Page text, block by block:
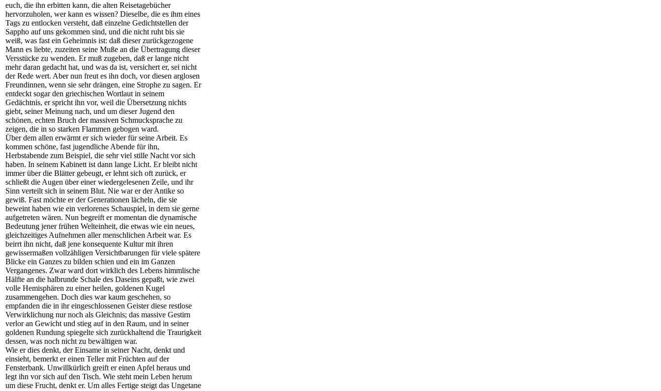
euch, die ihn erbitten kann, die alten Reisetagebücher
hervorzuholen, wer kann es wissen? Dieselbe, die es ihm eines
Tags zu entlocken versteht, daß einzelne Gedichtstellen der
Sappho auf uns gekommen sind, und die nicht ruht bis sie
weiß, was fast ein Geheimnis ist: daß dieser zurückgezogene
Mann es liebte, zuzeiten seine Muße an die Übertragung dieser
Versstücke zu wenden. Er muß zugeben, daß er lange nicht
mehr daran gedacht hat, und was da ist, versichert er, sei nicht
der Rede wert. Aber nun freut es ihn doch, vor diesen arglosen
Freundinnen, wenn sie sehr drängen, eine Strophe zu sagen. Er
entdeckt sogar den griechischen Wortlaut in seinem
Gedächtnis, er spricht ihn vor, weil die Übersetzung nichts
giebt, seiner Meinung nach, und um dieser Jugend den
schönen, echten Bruch der massiven Schmucksprache zu
zeigen, die in so starken Flammen gebogen ward.
Über dem allen erwärmt er sich wieder für seine Arbeit. Es
kommen schöne, fast jugendliche Abende für ihn,
Herbstabende zum Beispiel, die sehr viel stille Nacht vor sich
haben. In seinem Kabinett ist dann lange Licht. Er bleibt nicht
immer über die Blätter gebeugt, er lehnt sich oft zurück, er
schließt die Augen über einer wiedergelesenen Zeile, und ihr
Sinn verteilt sich in seinem Blut. Nie war er der Antike so
gewiß. Fast möchte er der Generationen lächeln, die sie
beweint haben wie ein verlorenes Schauspiel, in dem sie gerne
aufgetreten wären. Nun begreift er momentan die dynamische
Bedeutung jener frühen Welteinheit, die etwas wie ein neues,
gleichzeitiges Aufnehmen aller menschlichen Arbeit war. Es
beirrt ihn nicht, daß jene konsequente Kultur mit ihren
gewissermaßen vollzähligen Versichtbarungen für viele spätere
Blicke ein Ganzes zu bilden schien und ein im Ganzen
Vergangenes. Zwar ward dort wirklich des Lebens himmlische
Hälfte an die halbrunde Schale des Daseins gepaßt, wie zwei
volle Hemisphären zu einer heilen, goldenen Kugel
zusammengehen. Doch dies war kaum geschehen, so
empfanden die in ihr eingeschlossenen Geister diese restlose
Verwirklichung nur noch als Gleichnis; das massive Gestirn
verlor an Gewicht und stieg auf in den Raum, und in seiner
goldenen Rundung spiegelte sich zurückhaltend die Traurigkeit
dessen, was noch nicht zu bewältigen war.
Wie er dies denkt, der Einsame in seiner Nacht, denkt und
einsieht, bemerkt er einen Teller mit Früchten auf der
Fensterbank. Unwillkürlich greift er einen Apfel heraus und
legt ihn vor sich auf den Tisch. Wie steht mein Leben herum
um diese Frucht, denkt er. Um alles Fertige steigt das Ungetane